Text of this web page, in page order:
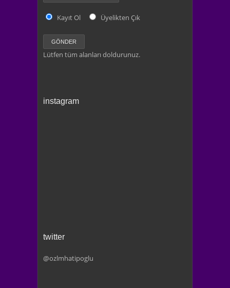
Kayıt Ol Üyelikten Çık
Lütfen tüm alanları doldurunuz.
instagram
twitter
@ozlmhatipoglu